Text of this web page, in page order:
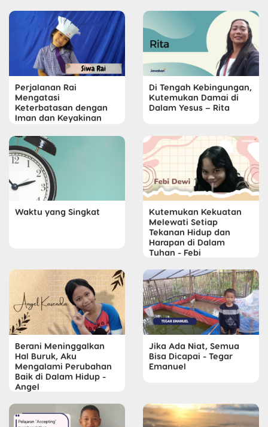
Perjalanan Rai
Mengatasi
Keterbatasan dengan
Iman dan Keyakinan
Di Tengah Kebingungan,
Kutemukan Damai di
Dalam Yesus – Rita
Waktu yang Singkat
Kutemukan Kekuatan
Melewati Setiap
Tekanan Hidup dan
Harapan di Dalam
Tuhan - Febi
Berani Meninggalkan
Hal Buruk, Aku
Mengalami Perubahan
Baik di Dalam Hidup -
Angel
Jika Ada Niat, Semua
Bisa Dicapai - Tegar
Emanuel